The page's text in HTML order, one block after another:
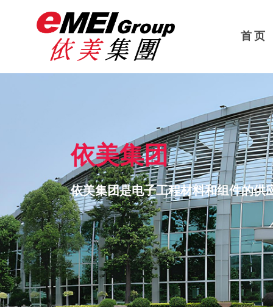
首 页
依美集团
依美集团是电子工程材料和组件的供